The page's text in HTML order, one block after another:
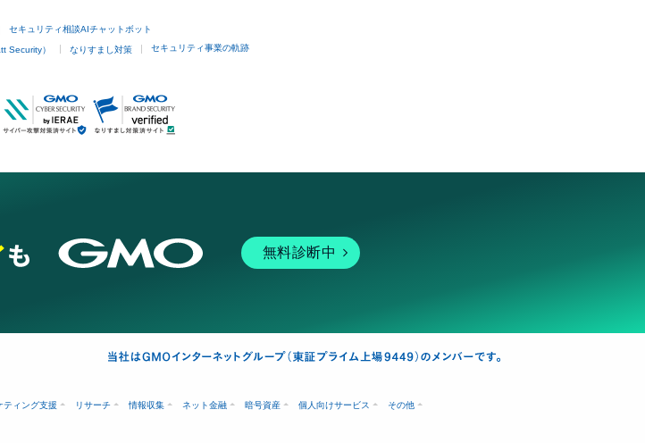
セキュリティ相談AIチャットボット
Security） なりすまし対策 セキュリティ事業の軌跡
無料診断中
ティング支援 リサーチ 情報収集 ネット金融 暗号資産 個人向けサービス その他